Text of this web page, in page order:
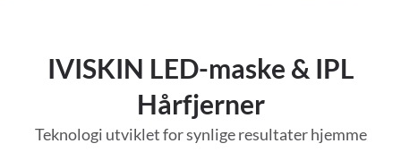
IVISKIN LED-maske & IPL
Hårfjerner
Teknologi utviklet for synlige resultater hjemme